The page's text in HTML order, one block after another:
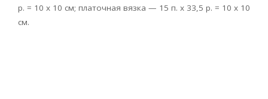
р. = 10 х 10 см; платочная вязка — 15 п. х 33,5 p. = 10 х 10
см.